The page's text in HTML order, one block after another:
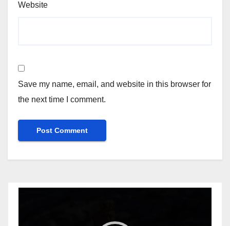
Website
Save my name, email, and website in this browser for
the next time I comment.